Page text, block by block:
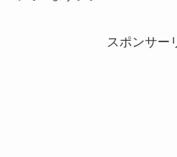
スポンサー